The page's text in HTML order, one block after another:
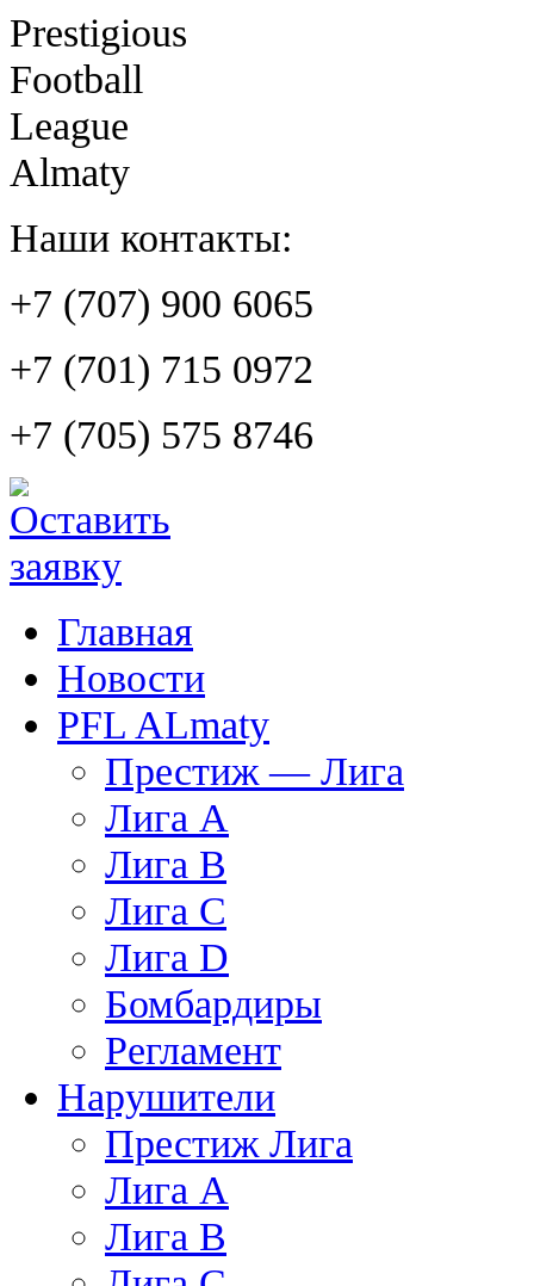
Prestigious
Football
League
Almaty
Наши контакты:
+7 (707) 900 6065
+7 (701) 715 0972
+7 (705) 575 8746
Главная
Новости
PFL ALmaty
Престиж — Лига
Лига А
Лига В
Лига С
Лига D
Бомбардиры
Регламент
Нарушители
Престиж Лига
Лига А
Лига В